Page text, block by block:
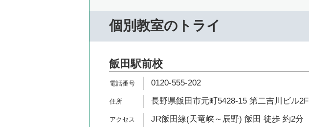
個別教室のトライ
飯田駅前校
0120-555-202
長野県飯田市元町5428-15 第二吉川ビル2F
JR飯田線(天竜峡～辰野) 飯田 徒歩 約2分